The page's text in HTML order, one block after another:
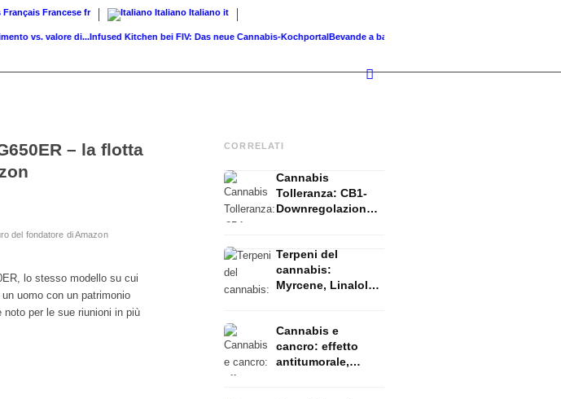
Français Francese fr Italiano Italiano it
vs. valore di...Infused Kitchen bei FIV: Das neue Cannabis-KochportalBevande a base di cannabis: smoothie, tè,...
– la flotta
del fondatore di Amazon
lo stesso modello su cui
uomo con un patrimonio
per le sue riunioni in più
CORRELATI
Cannabis
Tolleranza: CB1-
Downregolazione,
Terpeni del
cannabis:
Myrcene, Linalolo,
Cannabis e
cancro: effetto
antitumorale,